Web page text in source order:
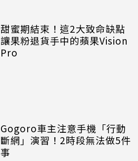
甜蜜期結束！這2大致命缺點
讓果粉退貨手中的蘋果Vision
Pro
Gogoro車主注意手機「行動
斷網」演習！2時段無法做5件
事